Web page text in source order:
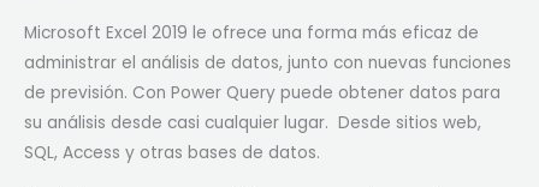
Microsoft Excel 2019 le ofrece una forma más eficaz de
administrar el análisis de datos, junto con nuevas funciones
de previsión. Con Power Query puede obtener datos para
su análisis desde casi cualquier lugar. Desde sitios web,
SQL, Access y otras bases de datos.